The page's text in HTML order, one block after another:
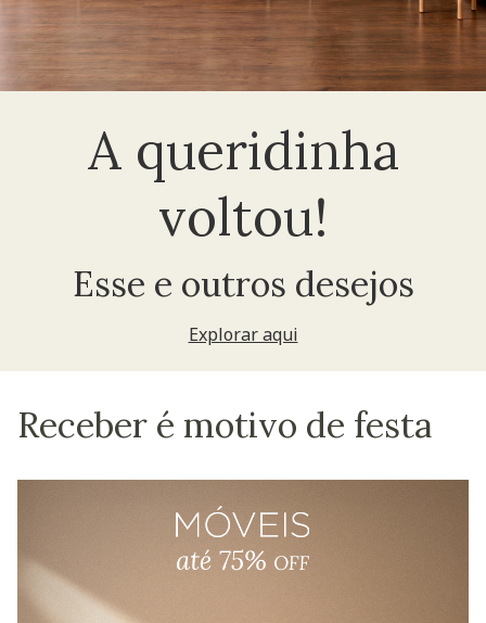
A queridinha
voltou!
Esse e outros desejos
Explorar aqui
Receber é motivo de festa